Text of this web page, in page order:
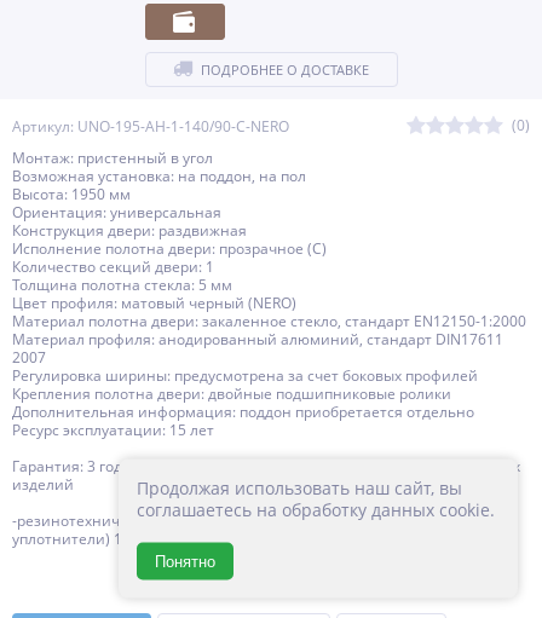
Артикул: UNO-195-AH-1-140/90-C-NERO
(0)
Монтаж: пристенный в угол
Возможная установка: на поддон, на пол
Высота: 1950 мм
Ориентация: универсальная
Конструкция двери: раздвижная
Исполнение полотна двери: прозрачное (C)
Количество секций двери: 1
Толщина полотна стекла: 5 мм
Цвет профиля: матовый черный (NERO)
Материал полотна двери: закаленное стекло, стандарт EN12150-1:2000
Материал профиля: анодированный алюминий, стандарт DIN17611
2007
Регулировка ширины: предусмотрена за счет боковых профилей
Крепления полотна двери: двойные подшипниковые ролики
Дополнительная информация: поддон приобретается отдельно
Ресурс эксплуатации: 15 лет
Гарантия: 3 года с даты продажи, за исключением резинотехнических
изделий
-резинотехнические изделия (силиконовые уплотнители, магнитные
уплотнители) 1 год с даты продажи
ПОДРОБНЕЕ О ДОСТАВКЕ
Продолжая использовать наш сайт, вы
соглашаетесь на обработку данных cookie.
Понятно